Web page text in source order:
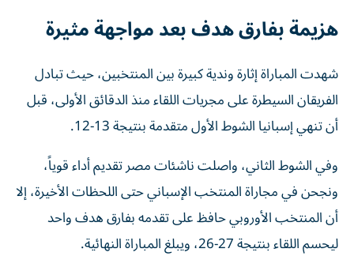
هزيمة بفارق هدف بعد مواجهة مثيرة
شهدت المباراة إثارة وندية كبيرة بين المنتخبين، حيث تبادل
الفريقان السيطرة على مجريات اللقاء منذ الدقائق الأولى، قبل
أن تنهي إسبانيا الشوط الأول متقدمة بنتيجة 13-12.
وفي الشوط الثاني، واصلت ناشئات مصر تقديم أداء قوياً،
ونجحن في مجاراة المنتخب الإسباني حتى اللحظات الأخيرة، إلا
أن المنتخب الأوروبي حافظ على تقدمه بفارق هدف واحد
ليحسم اللقاء بنتيجة 27-26، ويبلغ المباراة النهائية.